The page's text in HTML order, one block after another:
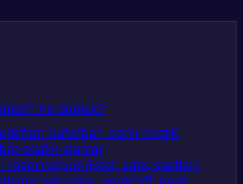
ne demek?
kafe/bar, canlı müzik,
odaklı alanlar
rezervasyon/iptal, satış saatleri,